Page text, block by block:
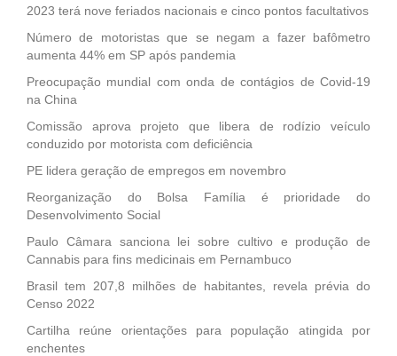
2023 terá nove feriados nacionais e cinco pontos facultativos
Número de motoristas que se negam a fazer bafômetro
aumenta 44% em SP após pandemia
Preocupação mundial com onda de contágios de Covid-19
na China
Comissão aprova projeto que libera de rodízio veículo
conduzido por motorista com deficiência
PE lidera geração de empregos em novembro
Reorganização do Bolsa Família é prioridade do
Desenvolvimento Social
Paulo Câmara sanciona lei sobre cultivo e produção de
Cannabis para fins medicinais em Pernambuco
Brasil tem 207,8 milhões de habitantes, revela prévia do
Censo 2022
Cartilha reúne orientações para população atingida por
enchentes